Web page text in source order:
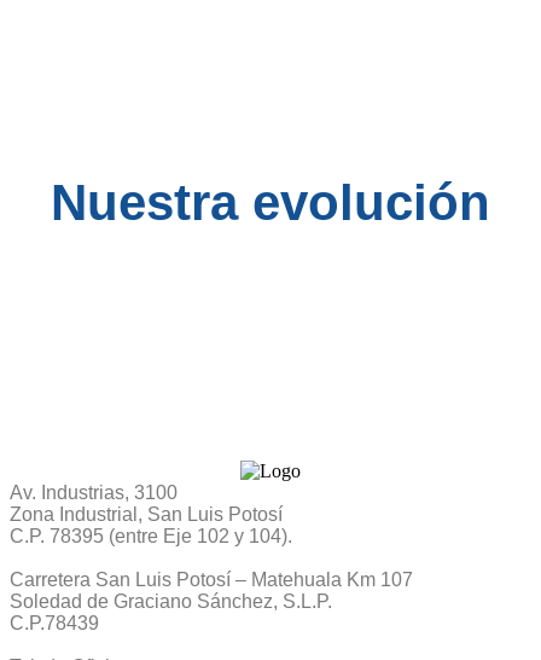
Nuestra evolución
Av. Industrias, 3100
Zona Industrial, San Luis Potosí
C.P. 78395 (entre Eje 102 y 104).
Carretera San Luis Potosí – Matehuala Km 107
Soledad de Graciano Sánchez, S.L.P.
C.P.78439